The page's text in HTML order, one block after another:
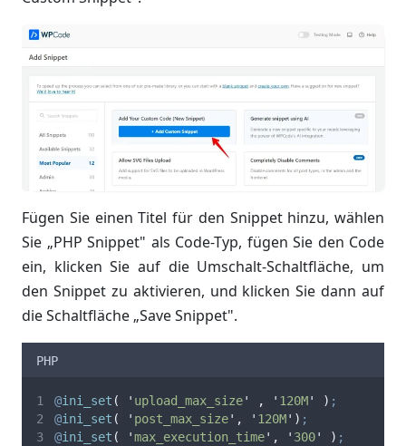
Fügen Sie einen Titel für den Snippet hinzu, wählen
Sie „PHP Snippet" als Code-Typ, fügen Sie den Code
ein, klicken Sie auf die Umschalt-Schaltfläche, um
den Snippet zu aktivieren, und klicken Sie dann auf
die Schaltfläche „Save Snippet".
PHP
@ini_set ( ' upload_max_size' , ' 120M' ) ;
@ini_set ( ' post_max_size' , ' 120M' ) ;
@ini_set ( 'max_execution_time' , ' 300' ) ;